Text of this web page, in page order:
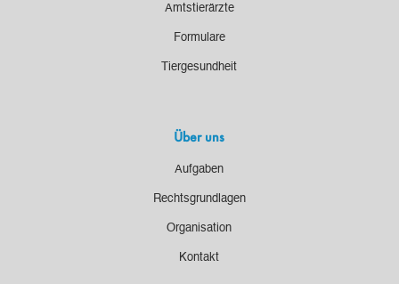
Amtstierärzte
Formulare
Tiergesundheit
Über uns
Aufgaben
Rechtsgrundlagen
Organisation
Kontakt